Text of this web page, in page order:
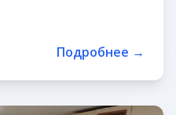
Подробнее →